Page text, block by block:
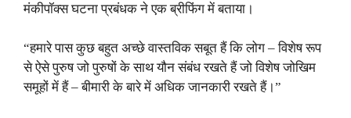
मंकीपॉक्स घटना प्रबंधक ने एक ब्रीफिंग में बताया।
“हमारे पास कुछ बहुत अच्छे वास्तविक सबूत हैं कि लोग – विशेष रूप
से ऐसे पुरुष जो पुरुषों के साथ यौन संबंध रखते हैं जो विशेष जोखिम
समूहों में हैं – बीमारी के बारे में अधिक जानकारी रखते हैं।”